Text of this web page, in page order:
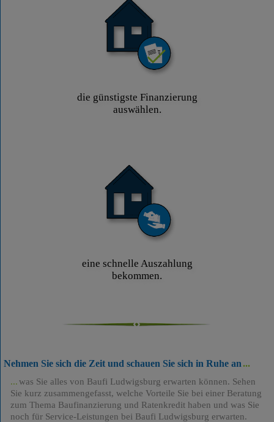
die günstigste Finanzierung
auswählen.
eine schnelle Auszahlung
bekommen.
Nehmen Sie sich die Zeit und schauen Sie sich in Ruhe an
was Sie alles von Baufi Ludwigsburg erwarten können. Sehen
Sie kurz zusammengefasst, welche Vorteile Sie bei einer Beratung
zum Thema Baufinanzierung und Ratenkredit haben und was Sie
noch für Service-Leistungen bei Baufi Ludwigsburg erwarten.